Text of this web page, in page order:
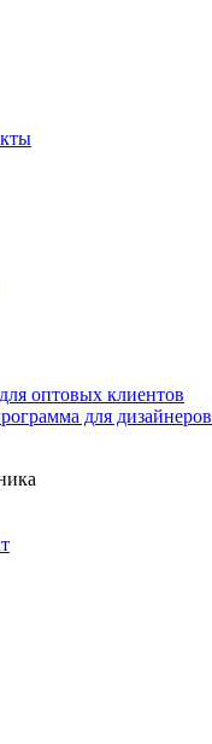
оптовых клиентов
для дизайнеров